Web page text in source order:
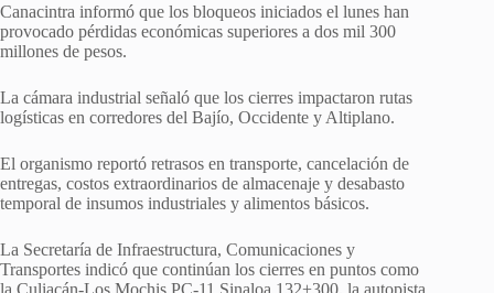
Canacintra informó que los bloqueos iniciados el lunes han
provocado pérdidas económicas superiores a dos mil 300
millones de pesos.
La cámara industrial señaló que los cierres impactaron rutas
logísticas en corredores del Bajío, Occidente y Altiplano.
El organismo reportó retrasos en transporte, cancelación de
entregas, costos extraordinarios de almacenaje y desabasto
temporal de insumos industriales y alimentos básicos.
La Secretaría de Infraestructura, Comunicaciones y
Transportes indicó que continúan los cierres en puntos como
la Culiacán-Los Mochis PC-11 Sinaloa 132+300, la autopista